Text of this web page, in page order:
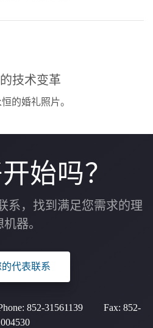
技术变革
的婚礼照片。
始吗？
系，找到满足您需求的理
机器。
的代表联系
852-31561139 Fax: 852-